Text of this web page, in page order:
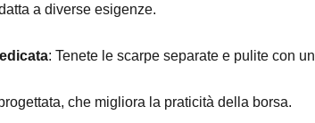
a diverse esigenze.
: Tenete le scarpe separate e pulite con un
che migliora la praticità della borsa.